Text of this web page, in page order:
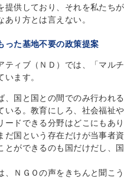
提供しており、それを私たち
あり方とは言えない。
った基地不要の政策提案
ィブ（ＮＤ）では、「マル
ます。
国と国との間でのみ行われる
いる。教育にしろ、社会福祉
ードできる分野はどこにもあり
だ国という存在だけが当事者
とができるのも国だけだし、
、ＮＧＯの声をきちんと聞こ